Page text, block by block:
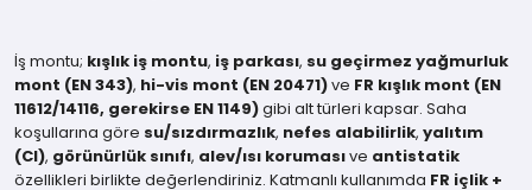
İş montu; kışlık iş montu, iş parkası, su geçirmez yağmurluk
mont (EN 343), hi-vis mont (EN 20471) ve FR kışlık mont (EN
11612/14116, gerekirse EN 1149) gibi alt türleri kapsar. Saha
koşullarına göre su/sızdırmazlık, nefes alabilirlik, yalıtım
(CI), görünürlük sınıfı, alev/ısı koruması ve antistatik
özellikleri birlikte değerlendiriniz. Katmanlı kullanımda FR içlik +